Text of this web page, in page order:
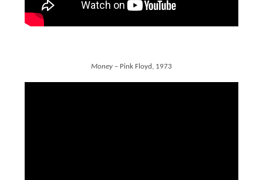
Money – Pink Floyd, 1973